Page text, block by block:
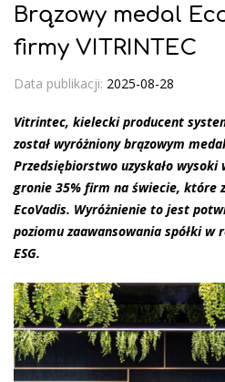
Brązowy medal
firmy VITRINTEC
Data publikacji: 2025-08-28
Vitrintec, kielecki producent
został wyróżniony brązowym
Przedsiębiorstwo uzyskało wysoki
gronie 35% firm na świecie, które
EcoVadis. Wyróżnienie to jest
poziomu zaawansowania spółki w
ESG.